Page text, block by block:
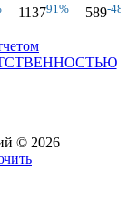
113791% 589-
© 2026